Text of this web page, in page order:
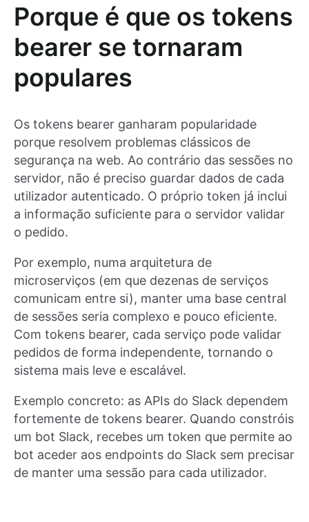
Porque é que os tokens
bearer se tornaram
populares
Os tokens bearer ganharam popularidade
porque resolvem problemas clássicos de
segurança na web. Ao contrário das sessões no
servidor, não é preciso guardar dados de cada
utilizador autenticado. O próprio token já inclui
a informação suficiente para o servidor validar
o pedido.
Por exemplo, numa arquitetura de
microserviços (em que dezenas de serviços
comunicam entre si), manter uma base central
de sessões seria complexo e pouco eficiente.
Com tokens bearer, cada serviço pode validar
pedidos de forma independente, tornando o
sistema mais leve e escalável.
Exemplo concreto: as APIs do Slack dependem
fortemente de tokens bearer. Quando constróis
um bot Slack, recebes um token que permite ao
bot aceder aos endpoints do Slack sem precisar
de manter uma sessão para cada utilizador.